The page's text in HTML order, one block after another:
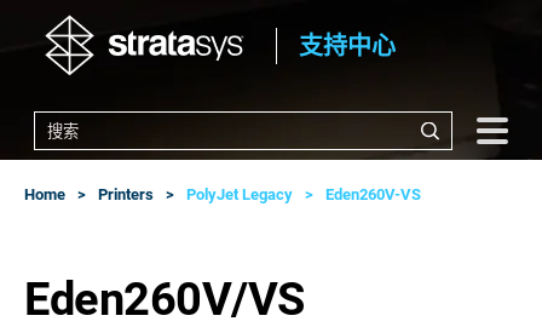
支持中心
Home Printers PolyJet Legacy Eden260V-VS
Eden260V/VS